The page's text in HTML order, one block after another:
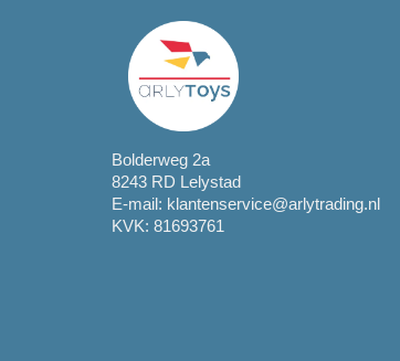
Bolderweg 2a
8243 RD Lelystad
E-mail: klantenservice@arlytrading.nl
KVK: 81693761